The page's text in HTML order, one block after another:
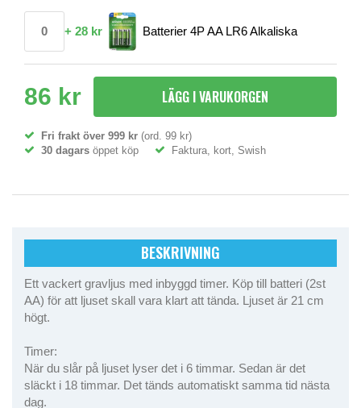
+ 28 kr Batterier 4P AA LR6 Alkaliska
86 kr LÄGG I VARUKORGEN
Fri frakt över 999 kr (ord. 99 kr)
30 dagars öppet köp Faktura, kort, Swish
BESKRIVNING
Ett vackert gravljus med inbyggd timer. Köp till batteri (2st
AA) för att ljuset skall vara klart att tända. Ljuset är 21 cm
högt.
Timer:
När du slår på ljuset lyser det i 6 timmar. Sedan är det
släckt i 18 timmar. Det tänds automatiskt samma tid nästa
dag.